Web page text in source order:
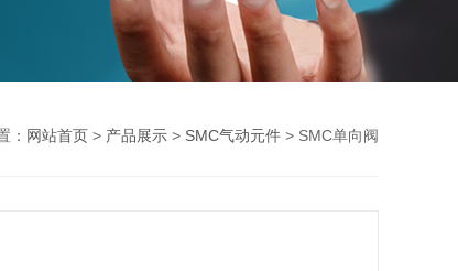
： 网站首页 > 产品展示 > SMC气动元件 > SMC单向阀